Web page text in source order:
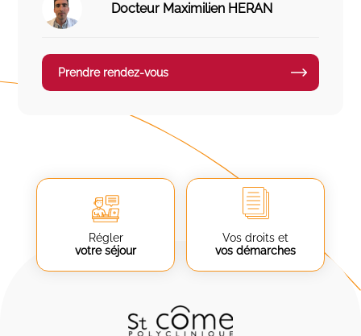
Docteur Maximilien HERAN
Prendre rendez-vous
Régler
votre séjour
Vos droits et
vos démarches